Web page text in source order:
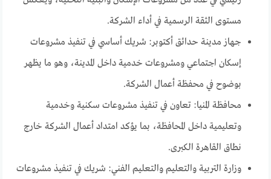
مستوى الثقة الرسمية في أداء الشركة.
جهاز مدينة حدائق أكتوبر: شريك أساسي في تنفيذ مشروعات
إسكان اجتماعي ومشروعات خدمية داخل المدينة، وهو ما يظهر
بوضوح في محفظة أعمال الشركة.
محافظة المنيا: تعاون في تنفيذ مشروعات سكنية وخدمية
وتعليمية داخل المحافظة، بما يؤكد امتداد أعمال الشركة خارج
نطاق القاهرة الكبرى.
وزارة التربية والتعليم والتعليم الفني: شريك في تنفيذ مشروعات